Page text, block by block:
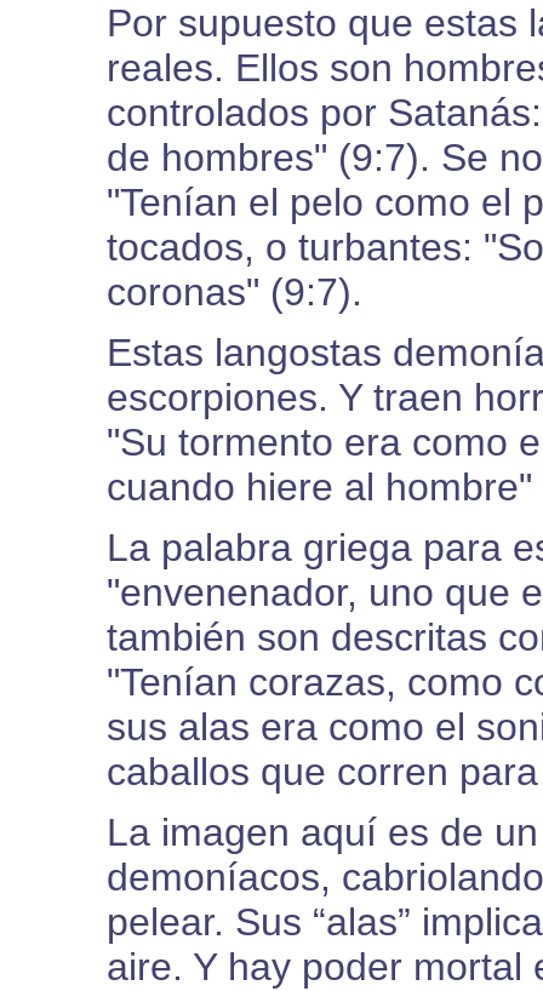
Por supuesto que estas
reales. Ellos son
controlados por
de hombres" (9:7). Se
"Tenían el pelo como el
tocados, o turbantes:
coronas" (9:7).
Estas langostas
escorpiones. Y traen
"Su tormento era como
cuando hiere al hombre"
La palabra griega para
"envenenador, uno que
también son descritas
"Tenían corazas, como
sus alas era como el
caballos que corren
La imagen aquí es de
demoníacos,
pelear. Sus “alas”
aire. Y hay poder mortal